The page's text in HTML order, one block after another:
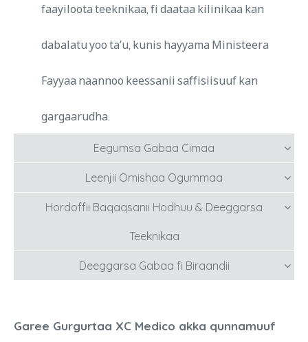
faayiloota teeknikaa, fi daataa kilinikaa kan
dabalatu yoo ta’u, kunis hayyama Ministeera
Fayyaa naannoo keessanii saffisiisuuf kan
gargaarudha.
Eegumsa Gabaa Cimaa
Leenjii Omishaa Ogummaa
Hordoffii Baqaqsanii Hodhuu & Deeggarsa
Teeknikaa
Deeggarsa Gabaa fi Biraandii
Garee Gurgurtaa XC Medico akka qunnamuuf